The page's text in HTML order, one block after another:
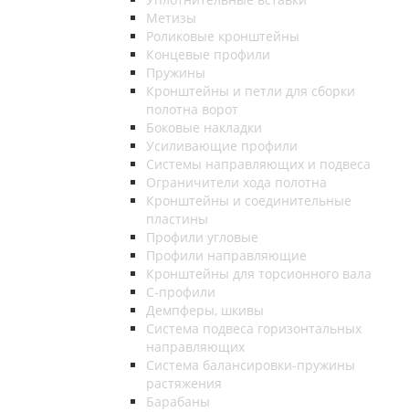
Метизы
Роликовые кронштейны
Концевые профили
Пружины
Кронштейны и петли для сборки
полотна ворот
Боковые накладки
Усиливающие профили
Системы направляющих и подвеса
Ограничители хода полотна
Кронштейны и соединительные
пластины
Профили угловые
Профили направляющие
Кронштейны для торсионного вала
С-профили
Демпферы, шкивы
Система подвеса горизонтальных
направляющих
Система балансировки-пружины
растяжения
Барабаны